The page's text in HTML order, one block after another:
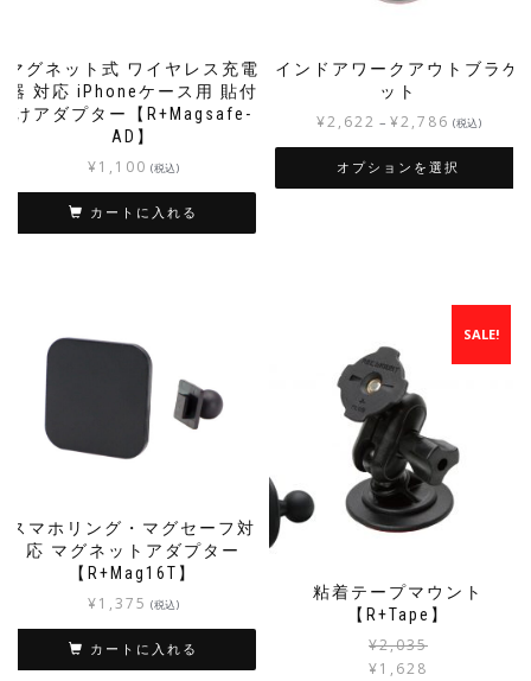
マグネット式 ワイヤレス充電
器 対応 iPhoneケース用 貼付
けアダプター【R+Magsafe-
AD】
¥1,100 (税込)
カートに入れる
インドアワークアウトブラケ
ット
¥2,622 – ¥2,786 (税込)
オプションを選択
スマホリング・マグセーフ対
応 マグネットアダプター
【R+Mag16T】
¥1,375 (税込)
カートに入れる
粘着テープマウント
【R+Tape】
SALE!
¥2,035
¥1,628